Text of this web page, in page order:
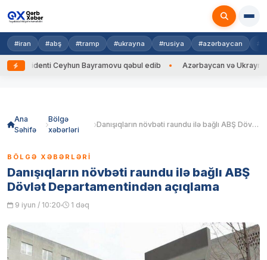
#iran #abş #tramp #ukrayna #rusiya #azərbaycan
Ceyhun Bayramovu qəbul edib Azərbaycan və Ukrayna XİN
Ana
Səhifə
Bölgə
xəbərləri
Danışıqların növbəti raundu ilə bağlı ABŞ Dövlət Departamentindən açıqlama
BÖLGƏ XƏBƏRLƏRI
Danışıqların növbəti raundu ilə bağlı ABŞ
Dövlət Departamentindən açıqlama
9 iyun / 10:20 1 dəq